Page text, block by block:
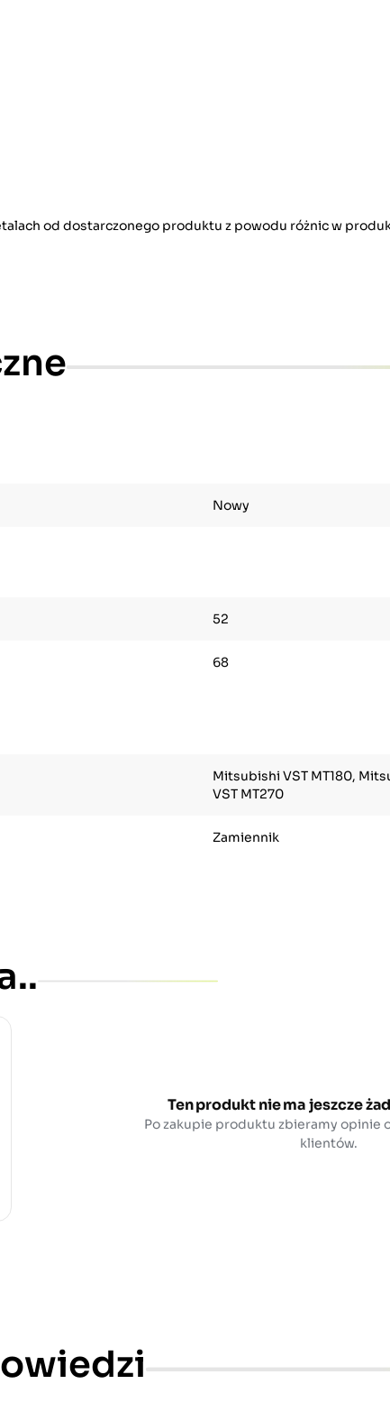
od dostarczonego produktu z powodu różnic w
Nowy
52
68
Mitsubishi VST MT180,
VST MT270
Zamiennik
Ten produkt nie ma jeszcze
Po zakupie produktu zbieramy opinie
klientów.